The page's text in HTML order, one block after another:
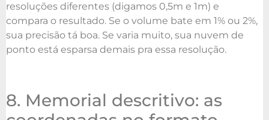
resoluções diferentes (digamos 0,5m e 1m) e
compara o resultado. Se o volume bate em 1% ou 2%,
sua precisão tá boa. Se varia muito, sua nuvem de
ponto está esparsa demais pra essa resolução.
8. Memorial descritivo: as